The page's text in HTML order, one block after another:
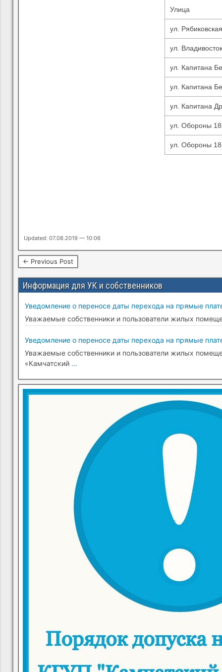
Улица
ул. Рябиковская
ул.
ул. Капитана
ул. Капитана
ул. Капитана
ул. Обороны
ул. Обороны
Updated: 07.08.2019 — 10:06
← Previous Post
Информация для УК и собственников
Уведомление о переносе даты перехода на прямые
Уважаемые собственники и пользователи жилых
Уведомление о переносе даты перехода на прямые
Уважаемые собственники и пользователи жилых
«Камчатский …